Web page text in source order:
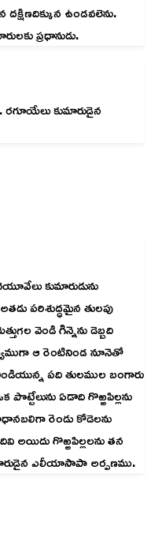
ఉండవలెను.
ప్రధానుడు.
రగూయేలు కుమారుడైన
కుమారుడును
పరిశుద్ధమైన తులపు
వెండి గిన్నెను డెబ్బది
ఆ రెంటినిండ నూనెతో
పది తులముల బంగారు
ఏడాది గొఱ్ఱపిల్లను
రెండు కోడెలను
అయిదు గొఱ్ఱపిల్లలను తన
ఎలీయాసాపా అర్పణము.